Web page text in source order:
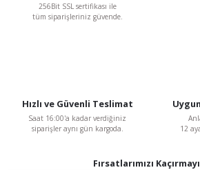
256Bit SSL sertifikası ile
tüm siparişleriniz güvende.
Hızlı ve Güvenli Teslimat
Saat 16:00'a kadar verdiğiniz
siparişler aynı gün kargoda.
12
Fırsatlarımızı